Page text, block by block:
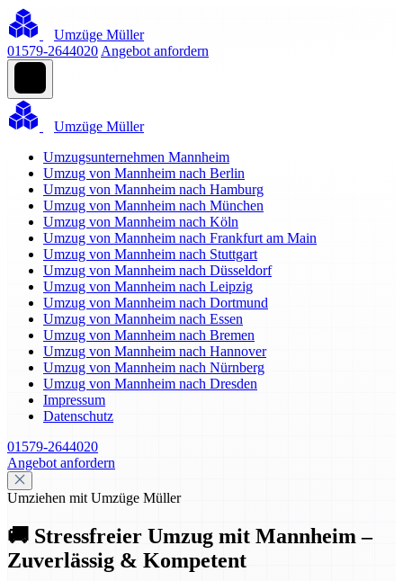
Umzüge Müller
01579-2644020 Angebot anfordern
Umzüge Müller
Umzugsunternehmen Mannheim
Umzug von Mannheim nach Berlin
Umzug von Mannheim nach Hamburg
Umzug von Mannheim nach München
Umzug von Mannheim nach Köln
Umzug von Mannheim nach Frankfurt am Main
Umzug von Mannheim nach Stuttgart
Umzug von Mannheim nach Düsseldorf
Umzug von Mannheim nach Leipzig
Umzug von Mannheim nach Dortmund
Umzug von Mannheim nach Essen
Umzug von Mannheim nach Bremen
Umzug von Mannheim nach Hannover
Umzug von Mannheim nach Nürnberg
Umzug von Mannheim nach Dresden
Impressum
Datenschutz
01579-2644020
Angebot anfordern
Umziehen mit Umzüge Müller
🚚 Stressfreier Umzug mit Mannheim –
Zuverlässig & Kompetent